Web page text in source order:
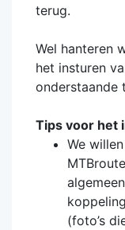
terug.
Wel hanteren
het insturen
onderstaande
Tips voor het
We
(foto’s